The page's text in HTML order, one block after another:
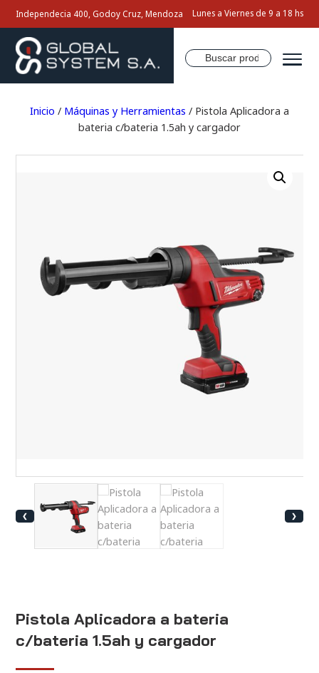
Independecia 400, Godoy Cruz, Mendoza Lunes a Viernes de 9 a 18 hs
Buscar
Contacto
Inicio / Máquinas y Herramientas / Pistola Aplicadora a
bateria c/bateria 1.5ah y cargador
❮ ❯
Pistola Aplicadora a bateria
c/bateria 1.5ah y cargador